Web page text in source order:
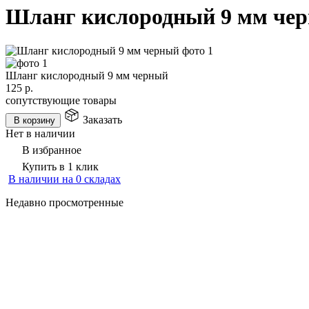
Шланг кислородный 9 мм
Шланг кислородный 9 мм черный
125 р.
сопутствующие товары
В корзину
Заказать
Нет в наличии
В избранное
Купить в 1 клик
В наличии на 0 складах
Недавно просмотренные